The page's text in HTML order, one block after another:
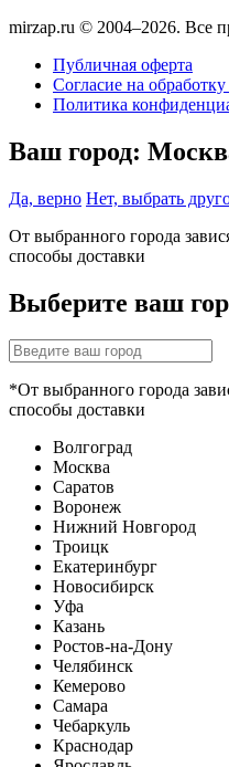
mirzap.ru © 2004–2026. Все
Публичная оферта
Согласие на
Политика
Ваш город:
Да, верно Нет, выбрать
От выбранного города
способы доставки
Выберите ваш
*От выбранного города
способы доставки
Волгоград
Москва
Саратов
Воронеж
Нижний Новгород
Троицк
Екатеринбург
Новосибирск
Уфа
Казань
Ростов-на-Дону
Челябинск
Кемерово
Самара
Чебаркуль
Краснодар